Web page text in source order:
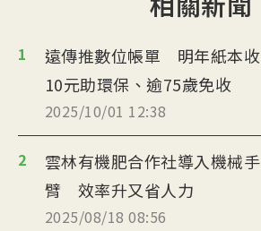
1
遠傳推數位帳單 明年紙本收
10元助環保、逾75歲免收
2025/10/01 12:38
2
雲林有機肥合作社導入機械手
臂 效率升又省人力
2025/08/18 08:56